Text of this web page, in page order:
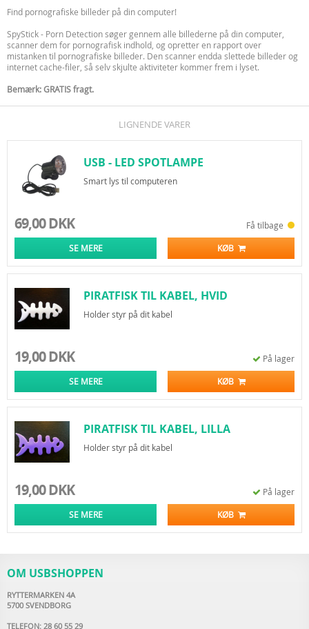
Find pornografiske billeder på din computer!
SpyStick - Porn Detection søger gennem alle billederne på din computer,
scanner dem for pornografisk indhold, og opretter en rapport over
mistanken til pornografiske billeder. Den scanner endda slettede billeder og
internet cache-filer, så selv skjulte aktiviteter kommer frem i lyset.
Bemærk: GRATIS fragt.
LIGNENDE VARER
USB - LED SPOTLAMPE
Smart lys til computeren
69,00 DKK Få tilbage
SE MERE KØB
PIRATFISK TIL KABEL, HVID
Holder styr på dit kabel
19,00 DKK På lager
SE MERE KØB
PIRATFISK TIL KABEL, LILLA
Holder styr på dit kabel
19,00 DKK På lager
SE MERE KØB
OM USBSHOPPEN
RYTTERMARKEN 4A
5700 SVENDBORG
TELEFON: 28 60 55 29